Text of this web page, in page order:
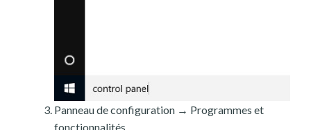
Panneau de configuration → Programmes et
fonctionnalités.